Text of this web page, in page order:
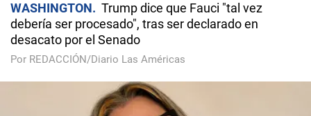
WASHINGTON
Trump dice que Fauci "tal vez
debería ser procesado", tras ser declarado en
desacato por el Senado
Por REDACCIÓN/Diario Las Américas